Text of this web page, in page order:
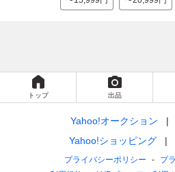
トップ 出品
Yahoo!オークション
Yahoo!ショッピング
プライバシーポリシー
プ